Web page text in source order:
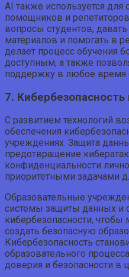
AI также используется для
помощников и
вопросы студентов,
материалов и помогать в
делает процесс обучения
доступным, а также
поддержку в любое время
7. Кибербезопасность
С развитием технологий
обеспечения
учреждениях. Защита
предотвращение
конфиденциальности
приоритетными задачами
Образовательные
системы защиты данных и
кибербезопасности,
создать безопасную
Кибербезопасность
образовательного
доверия и безопасности в